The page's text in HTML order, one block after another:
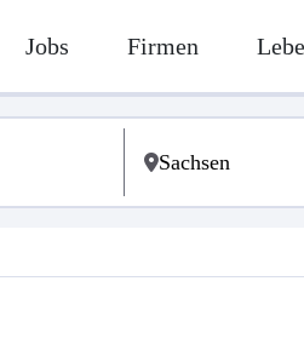
Jobs Firmen